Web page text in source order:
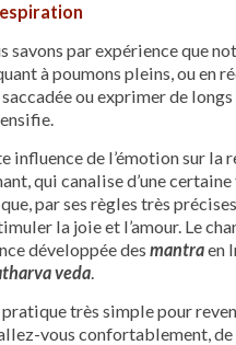
savons par expérience que
à poumons pleins, ou en
ou exprimer de
influence de l’émotion sur la
qui canalise d’une
par ses règles très
la joie et l’amour. Le
développée desmantraen
veda.
pratique très simple pour
vous confortablement, de